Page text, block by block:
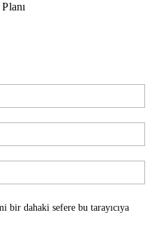
bir dahaki sefere bu tarayıcıya